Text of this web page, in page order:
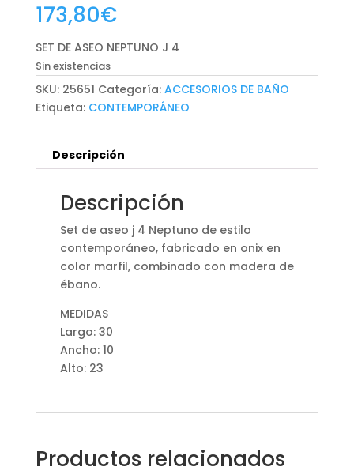
173,80€
SET DE ASEO NEPTUNO J 4
Sin existencias
SKU: 25651 Categoría: ACCESORIOS DE BAÑO
Etiqueta: CONTEMPORÁNEO
Descripción
Descripción
Set de aseo j 4 Neptuno de estilo
contemporáneo, fabricado en onix en
color marfil, combinado con madera de
ébano.
MEDIDAS
Largo: 30
Ancho: 10
Alto: 23
Productos relacionados